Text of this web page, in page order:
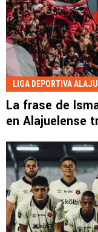
LIGA DEPORTIVA
La frase de
en Alajuelense